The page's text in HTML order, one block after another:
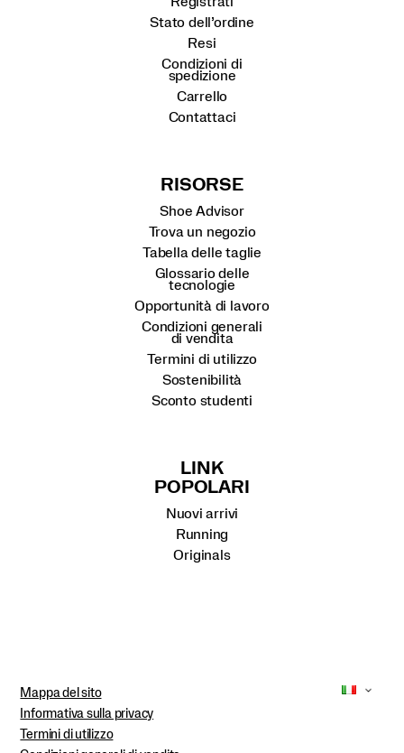
Stato dell’ordine
Resi
Condizioni di
spedizione
Carrello
Contattaci
RISORSE
Shoe Advisor
Trova un negozio
Tabella delle taglie
Glossario delle
tecnologie
Opportunità di lavoro
Condizioni generali
di vendita
Termini di utilizzo
Sostenibilità
Sconto studenti
LINK
POPOLARI
Nuovi arrivi
Running
Originals
Mappa del sito
Informativa sulla privacy
Termini di utilizzo